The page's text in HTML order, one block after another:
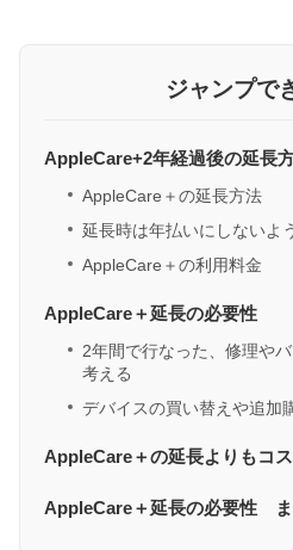
ジャンプで
AppleCare+2年経過後の延長
AppleCare＋の延長方法
延長時は年払いにしないよ
AppleCare＋の利用料金
AppleCare＋延長の必要性
2年間で行なった、修理や
考える
デバイスの買い替えや追加
AppleCare＋の延長よりもコ
AppleCare＋延長の必要性